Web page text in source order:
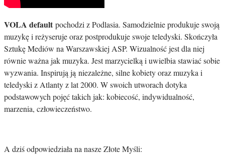
VOLA default pochodzi z Podlasia. Samodzielnie produkuje swoją
muzykę i reżyseruje oraz postprodukuje swoje teledyski. Skończyła
Sztukę Mediów na Warszawskiej ASP. Wizualność jest dla niej
równie ważna jak muzyka. Jest marzycielką i uwielbia stawiać sobie
wyzwania. Inspirują ją niezależne, silne kobiety oraz muzyka i
teledyski z Atlanty z lat 2000. W swoich utworach dotyka
podstawowych pojęć takich jak: kobiecość, indywidualność,
marzenia, człowieczeństwo.
A dziś odpowiedziała na nasze Złote Myśli: